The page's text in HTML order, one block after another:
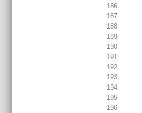
186
187
188
189
190
191
192
193
194
195
196